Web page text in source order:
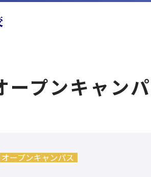
ープンキャン
オープンキャンパス